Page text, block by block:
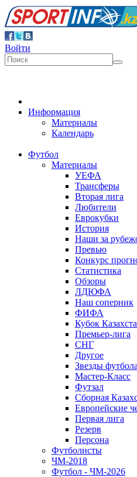
Войти
Информация
Материалы
Календарь
Футбол
Материалы
УЕФА
Трансферы
Вторая лига
Любители
Еврокубки
История
Наши за
Превью
Конкурс
Статистика
Обзоры
ЛДЮФА
Наш соперник
ФИФА
Кубок
Премьер-лига
СНГ
Другое
Звезды футбола
Мастер-Класс
Футзал
Сборная
Европейские
Первая лига
Резерв
Персона
Футболисты
ЧМ-2018
Футбол - ЧМ-2026